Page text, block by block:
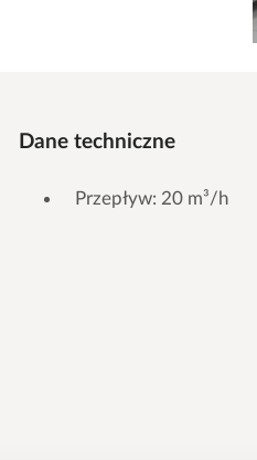
Dane techniczne
Przepływ: 20 m³/h